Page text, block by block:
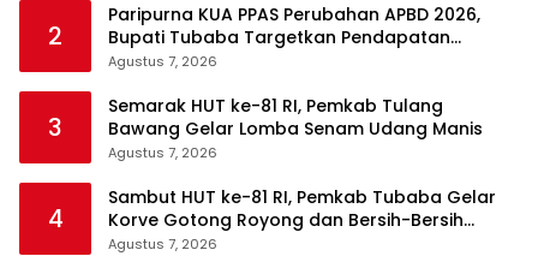
2
Paripurna KUA PPAS Perubahan APBD 2026,
Bupati Tubaba Targetkan Pendapatan
Daerah Rp820,3 Miliar
Agustus 7, 2026
3
Semarak HUT ke-81 RI, Pemkab Tulang
Bawang Gelar Lomba Senam Udang Manis
Agustus 7, 2026
4
Sambut HUT ke-81 RI, Pemkab Tubaba Gelar
Korve Gotong Royong dan Bersih-Bersih
Serentak
Agustus 7, 2026